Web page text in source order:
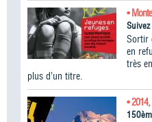
•
Sortir
en
très
plus d’un titre.
• 2014,